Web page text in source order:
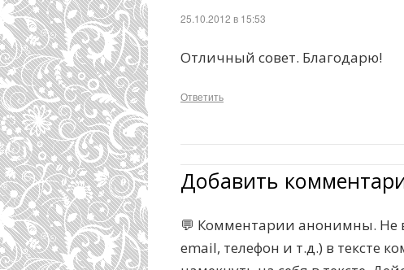
25.10.2012 в 15:53
Отличный совет. Благодарю!
Ответить
Добавить
💬 Комментарии анонимны. Не
email, телефон и т.д.) в тексте